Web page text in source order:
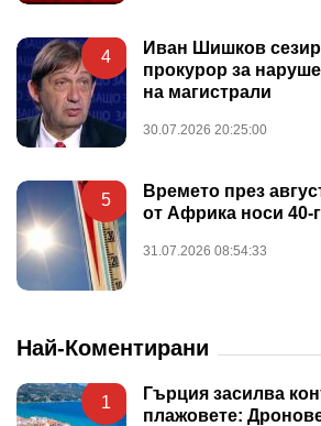
4
Иван Шишков
прокурор за
на магистрали
30.07.2026 20:25:00
5
Времето през
от Африка носи 40-
31.07.2026 08:54:33
Най-Коментирани
1
Гърция засилва
плажовете: